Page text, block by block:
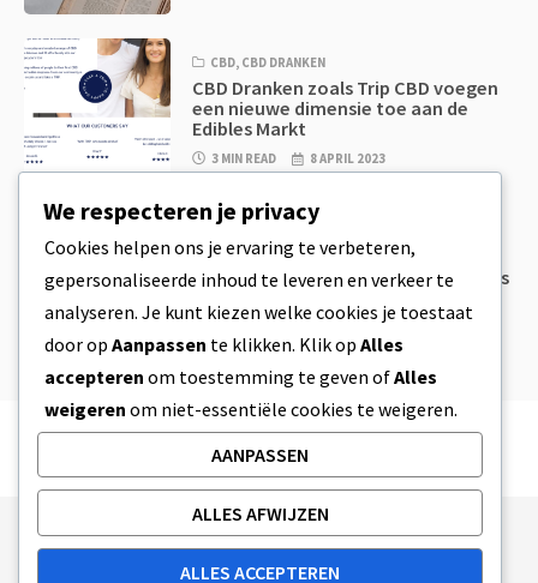
CBD, CBD DRANKEN
CBD Dranken zoals Trip CBD voegen
een nieuwe dimensie toe aan de
Edibles Markt
3 MIN READ 8 APRIL 2023
CBD Koekjesdeeg & Ongelooflijk
Simpele CBD Edibles Die Je Zelf Thuis
8 APRIL 2023
Publishing Principles
Ethics Policy
We respecteren je privacy
Cookies helpen ons je ervaring te verbeteren,
gepersonaliseerde inhoud te leveren en verkeer te
analyseren. Je kunt kiezen welke cookies je toestaat
door op Aanpassen te klikken. Klik op Alles
accepteren om toestemming te geven ofAlles
weigeren om niet-essentiële cookies te weigeren.
AANPASSEN
ALLES AFWIJZEN
ALLES ACCEPTEREN